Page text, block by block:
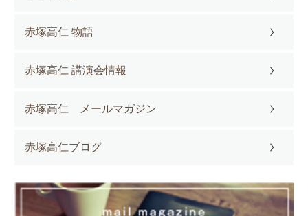
赤塚高仁 物語
赤塚高仁 講演会情報
赤塚高仁 メールマガジン
赤塚高仁ブログ